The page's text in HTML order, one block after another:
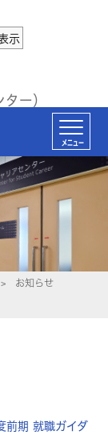
示
ター）
メニュー
お知らせ
前期 就職ガイダ